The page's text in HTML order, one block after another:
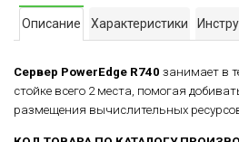
Описание Характеристики
Сервер PowerEdge R740 занимает в
стойке всего 2 места, помогая
размещения вычислительных